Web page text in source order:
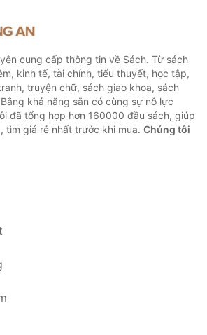
cung cấp thông tin về Sách. Từ sách
kinh tế, tài chính, tiểu thuyết, học tập,
truyện chữ, sách giao khoa, sách
khả năng sẵn có cùng sự nỗ lực
đã tổng hợp hơn 160000 đầu sách, giúp
tìm giá rẻ nhất trước khi mua. Chúng tôi